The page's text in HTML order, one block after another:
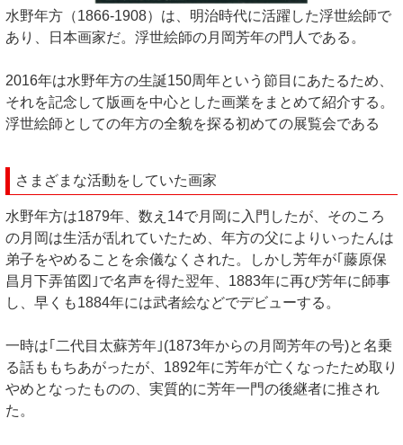
水野年方（1866-1908）は、明治時代に活躍した浮世絵師で
あり、日本画家だ。浮世絵師の月岡芳年の門人である。
2016年は水野年方の生誕150周年という節目にあたるため、
それを記念して版画を中心とした画業をまとめて紹介する。
浮世絵師としての年方の全貌を探る初めての展覧会である
さまざまな活動をしていた画家
水野年方は1879年、数え14で月岡に入門したが、そのころ
の月岡は生活が乱れていたため、年方の父によりいったんは
弟子をやめることを余儀なくされた。しかし芳年が｢藤原保
昌月下弄笛図｣で名声を得た翌年、1883年に再び芳年に師事
し、早くも1884年には武者絵などでデビューする。
一時は｢二代目太蘇芳年｣(1873年からの月岡芳年の号)と名乗
る話ももちあがったが、1892年に芳年が亡くなったため取り
やめとなったものの、実質的に芳年一門の後継者に推され
た。